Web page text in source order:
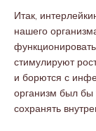
Итак,
нашего
стимулируют
и борются с
организм был бы
сохранять